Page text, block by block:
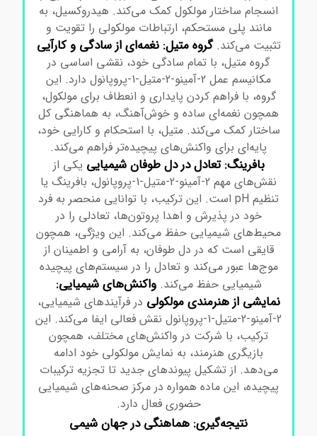
انسجام ساختار مولکول کمک می‌کند. هیدروکسیل، به
مانند پلی مستحکم، ارتباطات مولکولی را تقویت و
تثبیت می‌کند.گروه متیل: نغمه‌ای از سادگی و کارآیی
گروه متیل، با تمام سادگی خود، نقشی اساسی در
مکانیسم عمل 2-آمینو-2-متیل-1-پروپانول دارد. این
گروه، با فراهم کردن پایداری و انعطاف برای مولکول،
همچون نغمه‌ای ساده و خوش‌آهنگ، به هماهنگی کل
ساختار کمک می‌کند. متیل، با استحکام و کارایی خود،
پایه‌ای برای واکنش‌های پیچیده‌تر فراهم می‌کند.
بافرینگ: تعادل در دل طوفان شیمیایییکی از
نقش‌های مهم 2-آمینو-2-متیل-1-پروپانول، بافرینگ یا
تنظیم pH است. این ترکیب، با توانایی منحصر به فرد
خود در پذیرش و اهدا پروتون‌ها، تعادلی را در
محیط‌های شیمیایی حفظ می‌کند. این ویژگی، همچون
قایقی است که در دل طوفان، به آرامی و اطمینان از
موج‌ها عبور می‌کند و تعادل را در سیستم‌های پیچیده
شیمیایی حفظ می‌کند.واکنش‌های شیمیایی:
نمایشی از هنرمندی مولکولیدر فرآیندهای شیمیایی،
2-آمینو-2-متیل-1-پروپانول نقش فعالی ایفا می‌کند. این
ترکیب، با شرکت در واکنش‌های مختلف، همچون
بازیگری هنرمند، به نمایش مولکولی خود ادامه
می‌دهد. از تشکیل پیوندهای جدید تا تجزیه ترکیبات
پیچیده، این ماده همواره در مرکز صحنه‌های شیمیایی
حضوری فعال دارد.
نتیجه‌گیری: هماهنگی در جهان شیمی